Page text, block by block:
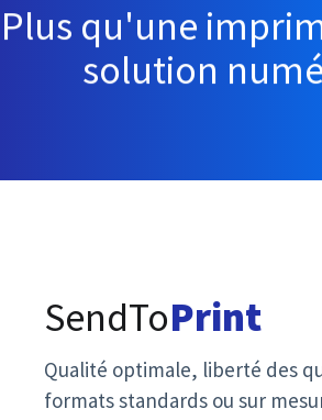
Plus qu'une
solution
SendToPrint
Qualité optimale, liberté des
formats standards ou sur